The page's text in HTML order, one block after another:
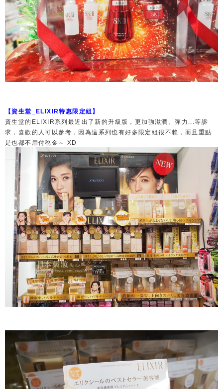
【資生堂_ELIXIR特惠限定組】
資生堂的ELIXIR系列最近出了新的升級版，更加強滋潤、彈力...等訴
求，喜歡的人可以參考，因為這系列也有好多限定組很不賴，而且重點
是也都不用付稅金～ XD